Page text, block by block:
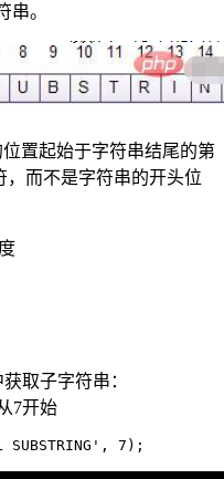
串。
置起始于字符串结尾的第
，而不是字符串的开头位
取子字符串：
7开始
SUBSTRING', 7);